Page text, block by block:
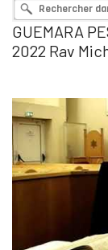
GUEMARA
2022 Rav